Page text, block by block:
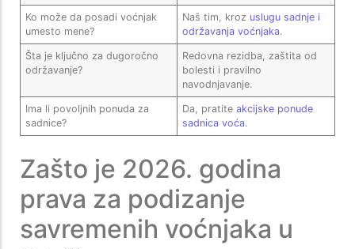
Ko može da posadi voćnjak
umesto mene?
Naš tim, kroz uslugu sadnje i
održavanja voćnjaka.
Šta je ključno za dugoročno
održavanje?
Redovna rezidba, zaštita od
bolesti i pravilno
navodnjavanje.
Ima li povoljnih ponuda za
sadnice?
Da, pratiteakcijske ponude
sadnica voća.
Zašto je 2026. godina
prava za podizanje
savremenih voćnjaka u